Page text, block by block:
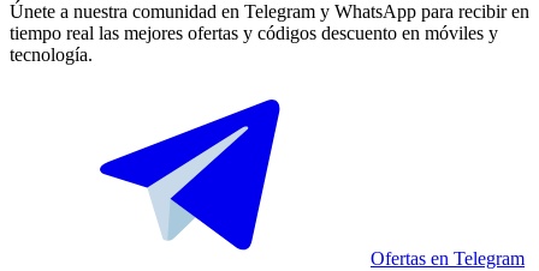
Únete a nuestra comunidad en Telegram y WhatsApp para recibir en
tiempo real las mejores ofertas y códigos descuento en móviles y
tecnología.
Ofertas en Telegram